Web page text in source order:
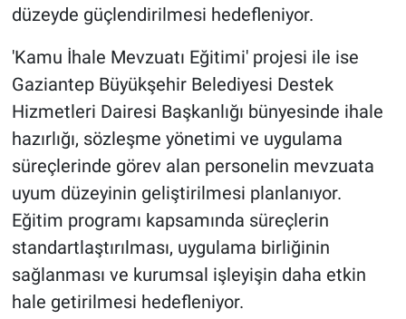
düzeyde güçlendirilmesi hedefleniyor.
'Kamu İhale Mevzuatı Eğitimi' projesi ile ise
Gaziantep Büyükşehir Belediyesi Destek
Hizmetleri Dairesi Başkanlığı bünyesinde ihale
hazırlığı, sözleşme yönetimi ve uygulama
süreçlerinde görev alan personelin mevzuata
uyum düzeyinin geliştirilmesi planlanıyor.
Eğitim programı kapsamında süreçlerin
standartlaştırılması, uygulama birliğinin
sağlanması ve kurumsal işleyişin daha etkin
hale getirilmesi hedefleniyor.